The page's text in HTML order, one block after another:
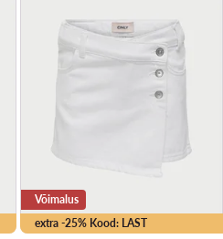
extra -25% Kood: LAST
Võimalus